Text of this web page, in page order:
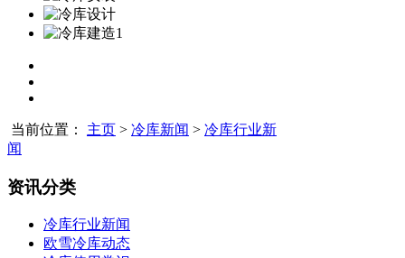
当前位置： 主页 > 冷库新闻 > 冷库行业新
闻
资讯分类
冷库行业新闻
欧雪冷库动态